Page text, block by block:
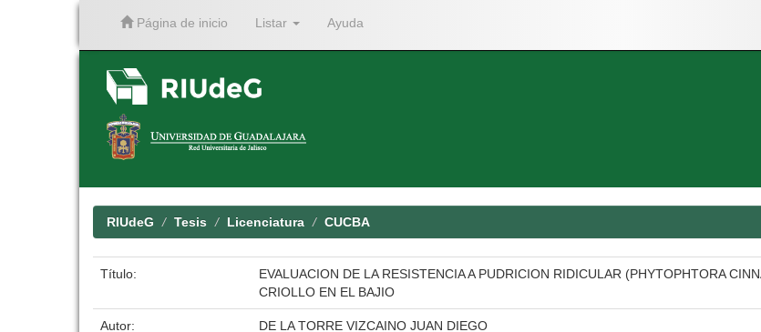
Página de inicio Listar Ayuda
RIUdeG Tesis Licenciatura CUCBA
Título:
EVALUACION DE LA RESISTENCIA A PUDRICION RIDICULAR (PHYTOPHTORA
CRIOLLO EN EL BAJIO
Autor: DE LA TORRE VIZCAINO JUAN DIEGO